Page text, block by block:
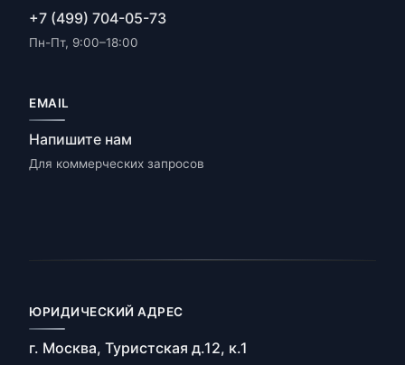
+7 (499) 704-05-73
Пн-Пт, 9:00–18:00
EMAIL
Напишите нам
Для коммерческих запросов
ЮРИДИЧЕСКИЙ АДРЕС
г. Москва, Туристская д.12, к.1